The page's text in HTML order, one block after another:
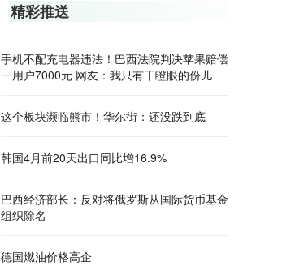
精彩推送
手机不配充电器违法！巴西法院判决苹果赔偿
一用户7000元 网友：我只有干瞪眼的份儿
这个板块濒临熊市！华尔街：还没跌到底
韩国4月前20天出口同比增16.9%
巴西经济部长：反对将俄罗斯从国际货币基金
组织除名
德国燃油价格高企